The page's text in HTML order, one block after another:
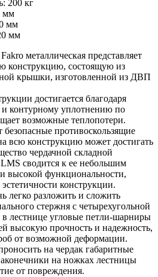
200 кг
мм
мм
мм
металлическая представляет
конструкцию, состоящую из
крышки, изготовленной из ДВП
достигается благодаря
контурному уплотнению по
возможные теплопотери.
противоскользящие
всю конструкцию может достигать
чердачной складной
сводится к ее небольшим
высокой функциональности,
конструкции.
легко разложить и сложить
стержня с четырехугольной
в лестнице угловые петли-шарниры
высокую прочность и надежность,
от возможной деформации.
на чердак габаритные
на ножках лестницы
от повреждения.